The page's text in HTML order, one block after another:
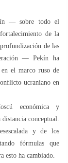
— sobre todo el
de la
de las
— Pekín ha
el marco ruso de
ucraniano en
económica y
conceptual.
y de los
fórmulas que
esto ha cambiado.